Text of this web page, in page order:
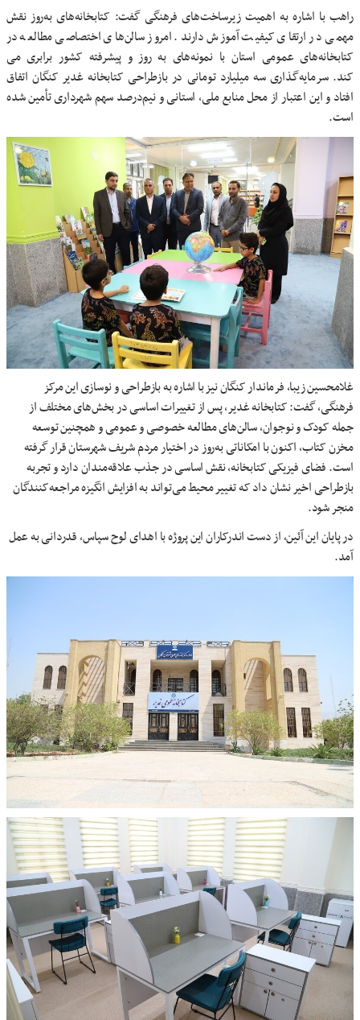
راهب با اشاره به اهمیت زیرساخت‌های فرهنگی گفت: کتابخانه‌های به‌روز نقش
مهمی در ارتقای کیفیت آموزش دارند. امروز سالن‌های اختصاصی مطالعه در
کتابخانه‌های عمومی استان با نمونه‌های به روز و پیشرفته کشور برابری می
کند. سرمایه‌گذاری سه میلیارد تومانی در بازطراحی کتابخانه غدیر کنگان اتفاق
افتاد و این اعتبار از محل منابع ملی، استانی و نیم‌درصد سهم شهرداری تأمین شده
است.
غلامحسین زیبا، فرماندار کنگان نیز با اشاره به بازطراحی و نوسازی این مرکز
فرهنگی، گفت: کتابخانه غدیر، پس از تغییرات اساسی در بخش‌های مختلف از
جمله کودک و نوجوان، سالن‌های مطالعه خصوصی و عمومی و همچنین توسعه
مخزن کتاب، اکنون با امکاناتی به‌روز در اختیار مردم شریف شهرستان قرار گرفته
است. فضای فیزیکی کتابخانه، نقش اساسی در جذب علاقه‌مندان دارد و تجربه
بازطراحی اخیر نشان داد که تغییر محیط می‌تواند به افزایش انگیزه مراجعه‌کنندگان
منجر شود.
در پایان این آئین، از دست اندرکاران این پروژه با اهدای لوح سپاس، قدردانی به عمل
آمد.